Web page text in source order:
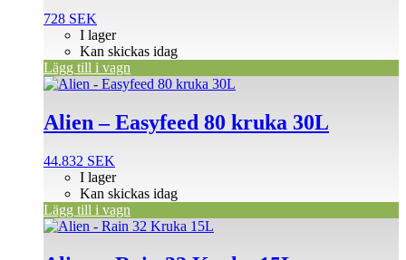
728 SEK
I lager
Kan skickas idag
Lägg till i vagn
Alien – Easyfeed 80 kruka 30L
44.832 SEK
I lager
Kan skickas idag
Lägg till i vagn